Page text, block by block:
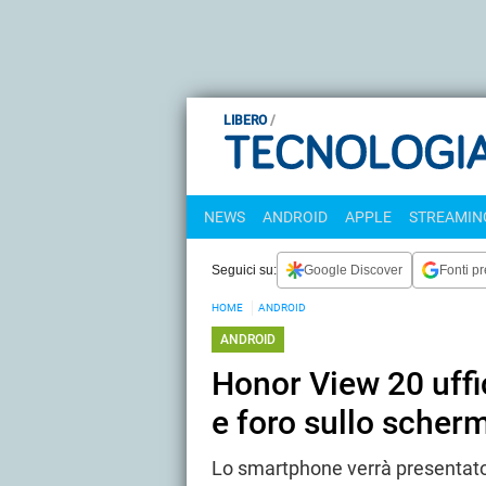
LIBERO
NEWS ANDROID APPLE
Seguici su: Google Discover Fonti
HOME ANDROID
ANDROID
Honor View 20
e foro sullo
Lo smartphone verrà